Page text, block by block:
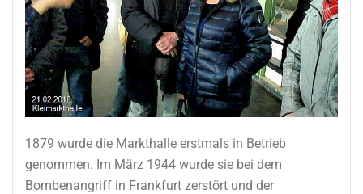
1879 wurde die Markthalle erstmals in Betrieb
genommen. Im März 1944 wurde sie bei dem
Bombenangriff in Frankfurt zerstört und der